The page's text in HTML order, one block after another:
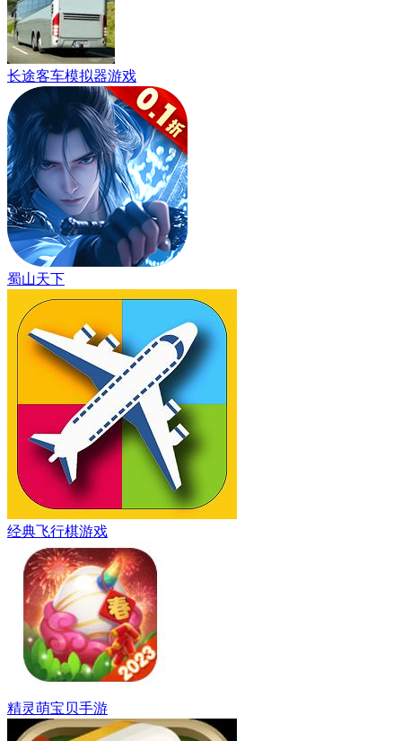
长途客车模拟器游戏
蜀山天下
经典飞行棋游戏
精灵萌宝贝手游